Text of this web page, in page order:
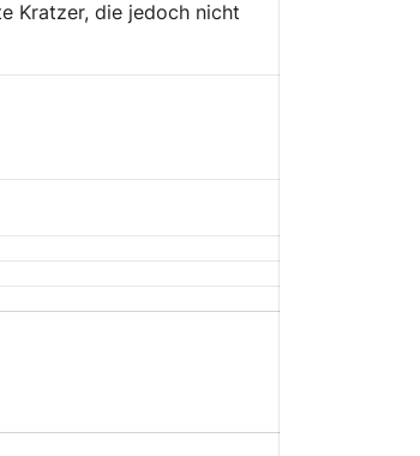
Kratzer, die jedoch nicht